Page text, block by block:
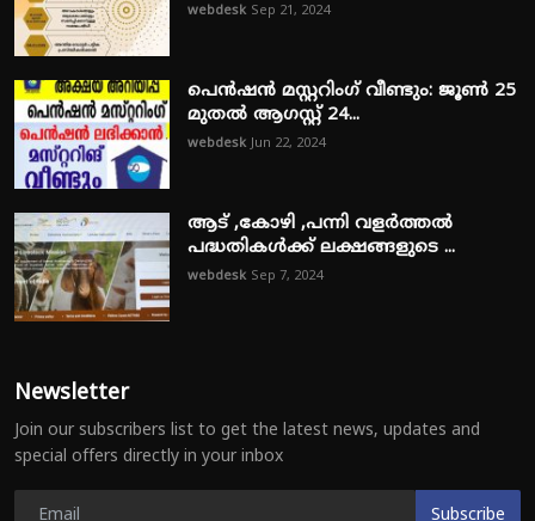
webdesk Sep 21, 2024
പെൻഷൻ മസ്റ്ററിംഗ് വീണ്ടും: ജൂൺ 25
മുതൽ ആഗസ്റ്റ് 24...
webdesk Jun 22, 2024
ആട് ,കോഴി ,പന്നി വളർത്തൽ
പദ്ധതികൾക്ക് ലക്ഷങ്ങളുടെ ...
webdesk Sep 7, 2024
Newsletter
Join our subscribers list to get the latest news, updates and
special offers directly in your inbox
Subscribe